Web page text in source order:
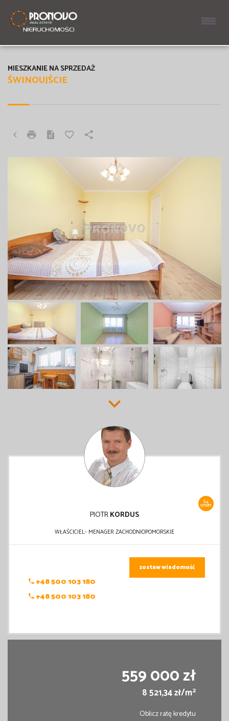
ŚWINOUJŚCIE
MIESZKANIE NA SPRZEDAŻ
84
OFERT
PIOTRKORDUS
WŁAŚCICIEL- MENAGER ZACHODNIOPOMORSKIE
+48 500 103 180
+48 500 103 180
zostaw wiadomość
559 000 zł
8 521,34 zł/m2
Oblicz ratę kredytu